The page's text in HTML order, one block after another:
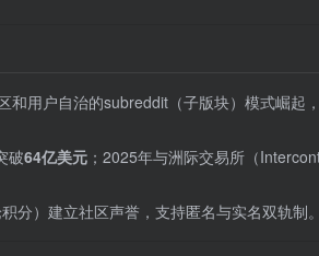
和用户自治的subreddit（子版块）模式崛起
破‌64亿美元 ；2025年与洲际交易所（
分）建立社区声誉，支持匿名与实名双轨制